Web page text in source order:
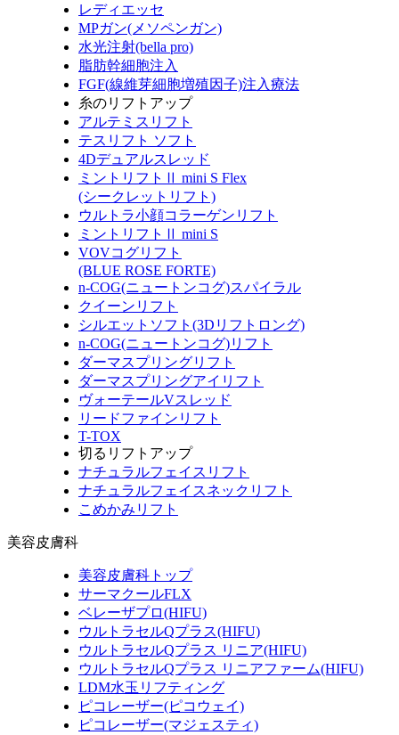
レディエッセ
MPガン(メソペンガン)
水光注射(bella pro)
脂肪幹細胞注入
FGF(線維芽細胞増殖因子)注入療法
糸のリフトアップ
アルテミスリフト
テスリフト ソフト
4Dデュアルスレッド
ミントリフトⅡ mini S Flex
(シークレットリフト)
ウルトラ小顔コラーゲンリフト
ミントリフトⅡ mini S
VOVコグリフト
(BLUE ROSE FORTE)
n-COG(ニュートンコグ)スパイラル
クイーンリフト
シルエットソフト(3Dリフトロング)
n-COG(ニュートンコグ)リフト
ダーマスプリングリフト
ダーマスプリングアイリフト
ヴォーテールVスレッド
リードファインリフト
T-TOX
切るリフトアップ
ナチュラルフェイスリフト
ナチュラルフェイスネックリフト
こめかみリフト
美容皮膚科
美容皮膚科トップ
サーマクールFLX
ベレーザプロ(HIFU)
ウルトラセルQプラス(HIFU)
ウルトラセルQプラス リニア(HIFU)
ウルトラセルQプラス リニアファーム(HIFU)
LDM水玉リフティング
ピコレーザー(ピコウェイ)
ピコレーザー(マジェスティ)